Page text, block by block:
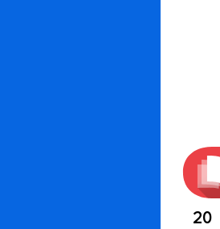
20